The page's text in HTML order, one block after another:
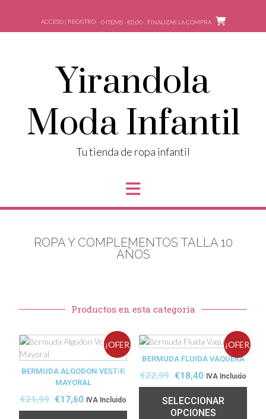
ACCESO | REGISTRO 0 ITEMS - €0,00 FINALIZAR LA COMPRA
Yirandola
Moda Infantil
Tu tienda de ropa infantil
ROPA Y COMPLEMENTOS TALLA 10
AÑOS
Productos en esta categoría
¡OFER
TA!
BERMUDA ALGODON VESTIR
MAYORAL
€21,99 €17,60 IVA Incluido
¡OFER
TA!
BERMUDA FLUIDA VAQUERA
€22,99 €18,40 IVA Incluido
SELECCIONAR
OPCIONES